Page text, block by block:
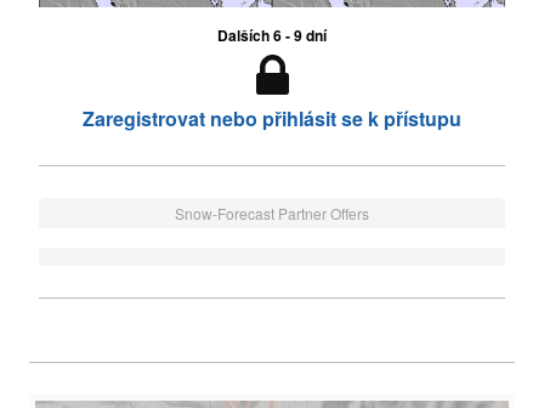
Dalších 6 - 9 dní
Zaregistrovat nebo přihlásit se k přístupu
Snow-Forecast Partner Offers